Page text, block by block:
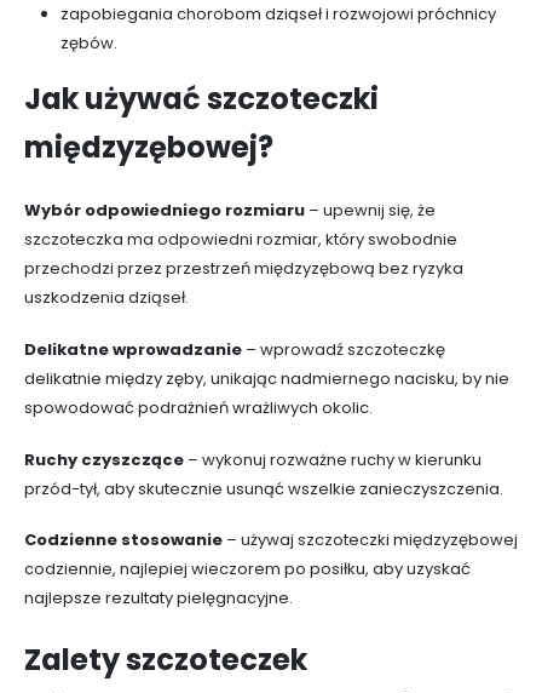
zapobiegania chorobom dziąseł i rozwojowi próchnicy
zębów.
Jak używać szczoteczki
międzyzębowej?
Wybór odpowiedniego rozmiaru – upewnij się, że
szczoteczka ma odpowiedni rozmiar, który swobodnie
przechodzi przez przestrzeń międzyzębową bez ryzyka
uszkodzenia dziąseł.
Delikatne wprowadzanie – wprowadź szczoteczkę
delikatnie między zęby, unikając nadmiernego nacisku, by nie
spowodować podrażnień wrażliwych okolic.
Ruchy czyszczące – wykonuj rozważne ruchy w kierunku
przód-tył, aby skutecznie usunąć wszelkie zanieczyszczenia.
Codzienne stosowanie – używaj szczoteczki międzyzębowej
codziennie, najlepiej wieczorem po posiłku, aby uzyskać
najlepsze rezultaty pielęgnacyjne.
Zalety szczoteczek